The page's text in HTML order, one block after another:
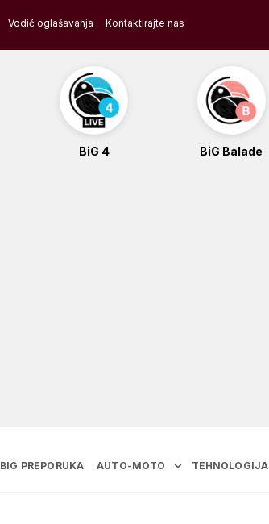
Vodič oglašavanja Kontaktirajte nas
BiG 4 BiG Balade
BIG PREPORUKA AUTO-MOTO TEHNOLOGIJA